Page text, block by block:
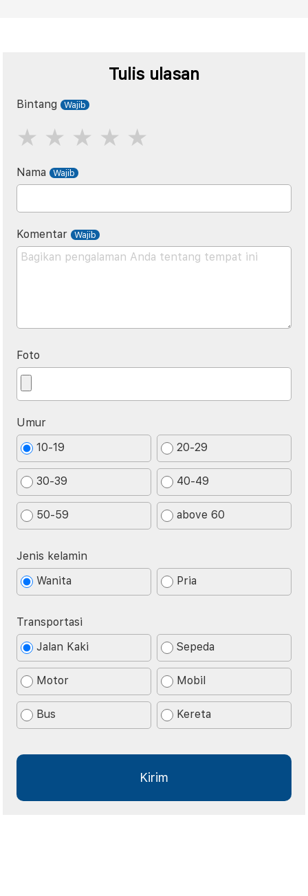
Tulis ulasan
Bintang
Nama
Komentar
Foto
Umur
10-19
20-29
30-39 40-49
50-59 above 60
Jenis kelamin
Wanita
Pria
Transportasi
Jalan Kaki
Sepeda
Motor Mobil
Bus Kereta